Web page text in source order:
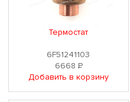
Термостат
6F51241103
6668Р
Добавить в корзину